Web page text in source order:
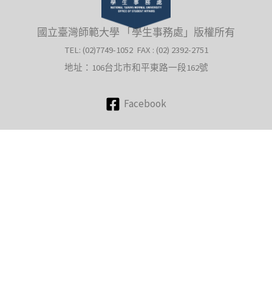
國立臺灣師範大學 「學生事務處」版權所有
TEL: (02)7749-1052 FAX : (02) 2392-2751
地址：106台北市和平東路一段162號
Facebook